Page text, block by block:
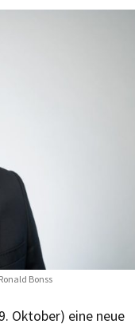
Bonss
Oktober) eine neue